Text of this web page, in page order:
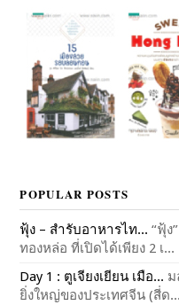
POPULAR POSTS
ฟุ้ง – สำรับอาหารไท... “ฟุ้ง
ทองหล่อ ที่เปิดได้เพียง 2 เ...
Day 1 : ตูเจียงเยียน เมือ... ม
ยิ่งใหญ่ของประเทศจีน (สี่ด...